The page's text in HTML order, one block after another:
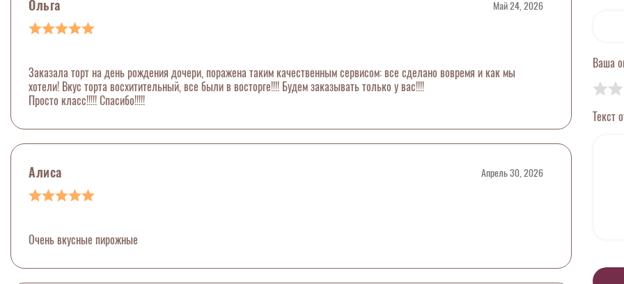
Ольга Май 24, 2026
Заказала торт на день рождения дочери, поражена таким качественным сервисом: все сделано вовремя и как мы
хотели! Вкус торта восхитительный, все были в восторге!!!! Будем заказывать только у вас!!!!
Просто класс!!!!! Спасибо!!!!!
Алиса Апрель 30, 2026
Очень вкусные пирожные
Ваша
Текст